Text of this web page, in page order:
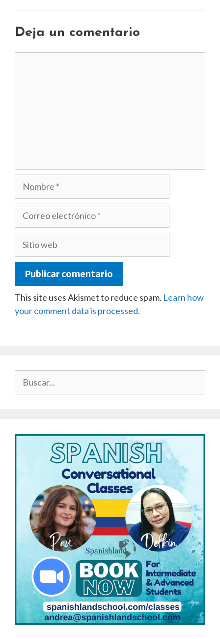
Deja un comentario
This site uses Akismet to reduce spam. Learn how
your comment data is processed.